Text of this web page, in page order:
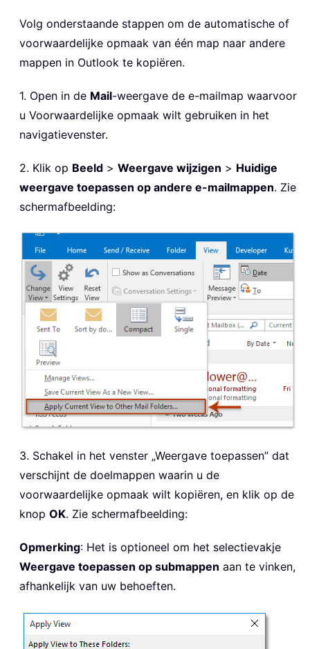
Volg onderstaande stappen om de automatische of
voorwaardelijke opmaak van één map naar andere
mappen in Outlook te kopiëren.
1. Open in de Mail-weergave de e-mailmap waarvoor
u Voorwaardelijke opmaak wilt gebruiken in het
navigatievenster.
2. Klik op Beeld > Weergave wijzigen > Huidige
weergave toepassen op andere e-mailmappen. Zie
schermafbeelding:
3. Schakel in het venster „Weergave toepassen” dat
verschijnt de doelmappen waarin u de
voorwaardelijke opmaak wilt kopiëren, en klik op de
knop OK. Zie schermafbeelding:
Opmerking: Het is optioneel om het selectievakje
Weergave toepassen op submappen aan te vinken,
afhankelijk van uw behoeften.